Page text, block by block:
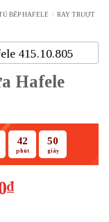
BẾP HAFELE / RAY TRƯỢT
Hafele
42
phút
50
giây
₫Giá